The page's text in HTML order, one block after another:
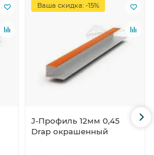
Ваша скидка: -15%
J-Профиль 12мм 0,45
Drap окрашенный